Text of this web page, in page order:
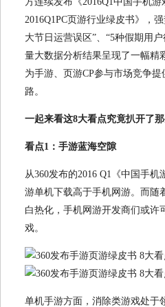
2016Q1PC页游行业绿皮书》，
大节日运营误区”、“5种假期用
量大数据分析结果呈现了一幅精
为手游、页游CP参与市场竞争
路。
一起来看这8大看点究竟扒开了那
看点1：手游蓝海空隙
从360发布的2016 Q1《中国手
游单机下载高于手机网游。而随
白热化，手机网游开发商们或许
戏。
单机手游方面，消除类游戏处于